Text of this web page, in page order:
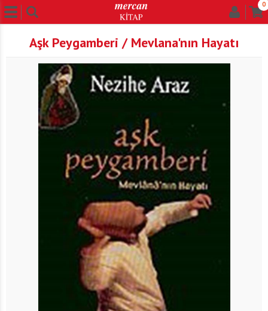
0
Aşk Peygamberi / Mevlana'nın Hayatı